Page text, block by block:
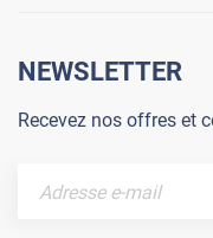
NEWSLETTER
Recevez nos offres et